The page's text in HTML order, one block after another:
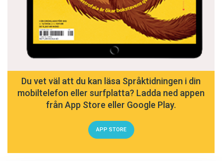
Du vet väl att du kan läsa Språktidningen i din
mobiltelefon eller surfplatta? Ladda ned appen
från App Store eller Google Play.
APP STORE